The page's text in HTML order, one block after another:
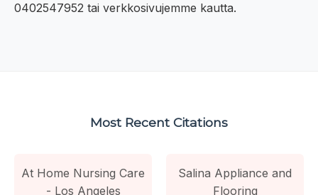
0402547952 tai verkkosivujemme kautta.
Most Recent Citations
At Home Nursing Care
- Los Angeles
Salina Appliance and
Flooring